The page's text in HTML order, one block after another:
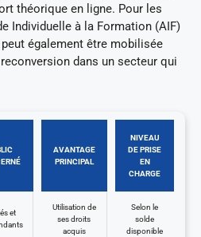
théorique en ligne. Pour les
Individuelle à la Formation (AIF)
également être mobilisée
dans un secteur qui
AVANTAGE
PRINCIPAL
NIVEAU
DE PRISE
EN
CHARGE
et
Utilisation de
ses droits
acquis
Selon le
solde
disponible